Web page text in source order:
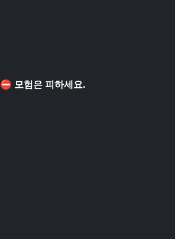
⛔ 모험은 피하세요.